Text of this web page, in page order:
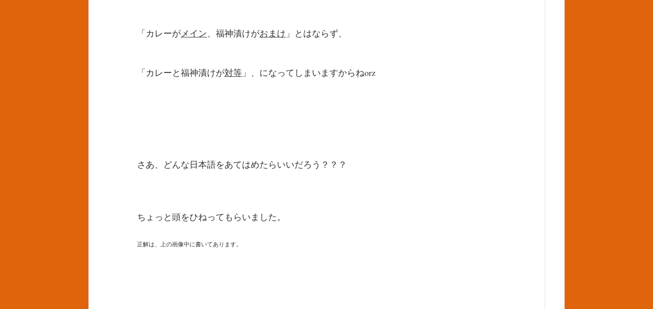
「カレーがメイン、福神漬けがおまけ 」とはならず、
「カレーと福神漬けが対等 」、になってしまいますからねorz
さあ、どんな日本語をあてはめたらいいだろう？？？
ちょっと頭をひねってもらいました。
正解は、上の画像中に書いてあります。